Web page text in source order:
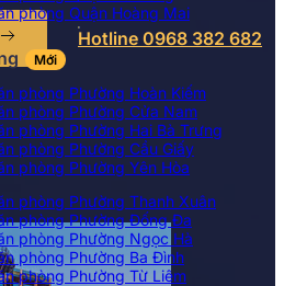
phòng Quận Hoàng Mai
Mới
phòng Phường Hoàn Kiếm
phòng Phường Cửa Nam
phòng Phường Hai Bà Trưng
phòng Phường Cầu Giấy
phòng Phường Yên Hòa
phòng Phường Thanh Xuân
phòng Phường Đống Đa
phòng Phường Ngọc Hà
phòng Phường Ba Đình
phòng Phường Từ Liêm
Hotline 0968 382 682